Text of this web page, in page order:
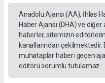
Anadolu Ajansı (AA), İhlas
Haber Ajansı (DHA) ve
haberler, sitemizin
kanallarından
muhataplar haberi geçen
editörü sorumlu tutulamaz...